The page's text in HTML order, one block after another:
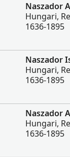
Naszador
Hungari,
1636-1895
Naszador
Hungari,
1636-1895
Naszador
Hungari,
1636-1895